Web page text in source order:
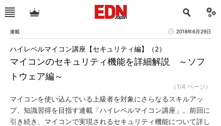
連載 2018年6月29日
マイコンのセキュリティ機能を詳細解説 ～ソフ
トウェア編～
ハイレベルマイコン講座【セキュリティ編】（2）
（1/4 ページ）
マイコンを使い込んでいる上級者を対象にさらなるスキルアッ
プ、知識習得を目指す連載「ハイレベルマイコン講座」。前回に
引き続き、マイコンで実現されるセキュリティ機能について詳し